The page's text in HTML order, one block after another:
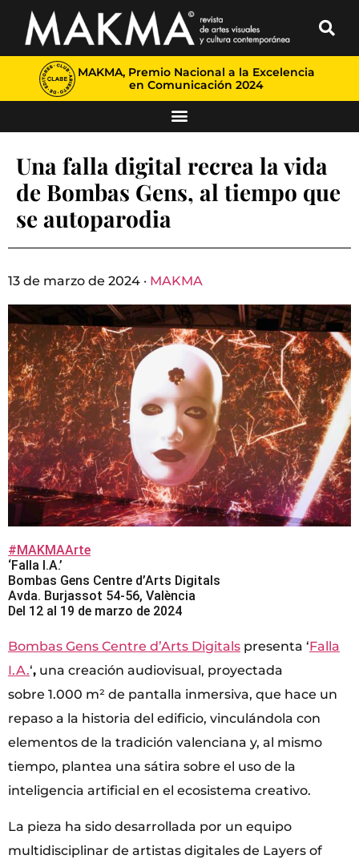
MAKMA, Premio Nacional a la Excelencia
en Comunicación 2024
Una falla digital recrea la vida
de Bombas Gens, al tiempo que
se autoparodia
13 de marzo de 2024 · MAKMA
#MAKMAArte
‘Falla I.A.’
Bombas Gens Centre d’Arts Digitals
Avda. Burjassot 54-56, València
Del 12 al 19 de marzo de 2024
Bombas Gens Centre d’Arts Digitals presenta ‘Falla
I.A.‘, una creación audiovisual, proyectada
sobre 1.000 m² de pantalla inmersiva, que hace un
repaso a la historia del edificio, vinculándola con
elementos de la tradición valenciana y, al mismo
tiempo, plantea una sátira sobre el uso de la
inteligencia artificial en el ecosistema creativo.
La pieza ha sido desarrollada por un equipo
multidisciplinar de artistas digitales de Layers of